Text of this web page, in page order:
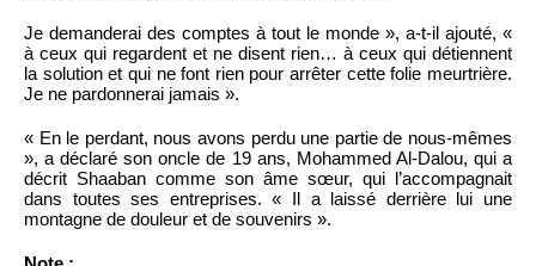
Je demanderai des comptes à tout le monde », a-t-il ajouté, «
à ceux qui regardent et ne disent rien… à ceux qui détiennent
la solution et qui ne font rien pour arrêter cette folie meurtrière.
Je ne pardonnerai jamais ».
« En le perdant, nous avons perdu une partie de nous-mêmes
», a déclaré son oncle de 19 ans, Mohammed Al-Dalou, qui a
décrit Shaaban comme son âme sœur, qui l’accompagnait
dans toutes ses entreprises. « Il a laissé derrière lui une
montagne de douleur et de souvenirs ».